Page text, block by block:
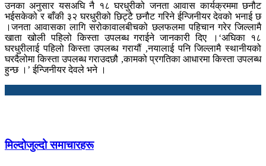
उनका अनुसार यसअघि नै १८ घरधुरीको जनता आवास कार्यक्रममा छनौट
भईसकेको र बाँकी ३२ घरधुरीको छिट्टै छनौट गरिने ईन्जिनीयर देवको भनाई छ
।जनता आवासका लागि सरोकावालबीचको छलफलमा पहिचान गरेर जिल्लामै
खाता खोली पहिलो किस्ता उपलब्ध गराईने जानकारी दिए ।‘अघिका १८
घरधुरीलाई पहिलो किस्ता उपलब्ध गरायौं ,नयालाई पनि जिल्लामै स्थानीयको
घरदैलोमा किस्ता उपलब्ध गराउदछौ ,कामको प्रगतिका आधारमा किस्ता उपलब्ध
हुन्छ ।’ ईन्जिनीयर देवले भने ।
मिल्दोजुल्दो समाचारहरू